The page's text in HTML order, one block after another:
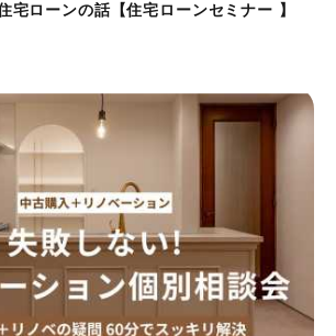
宅ローンの話【住宅ローンセミナー 】